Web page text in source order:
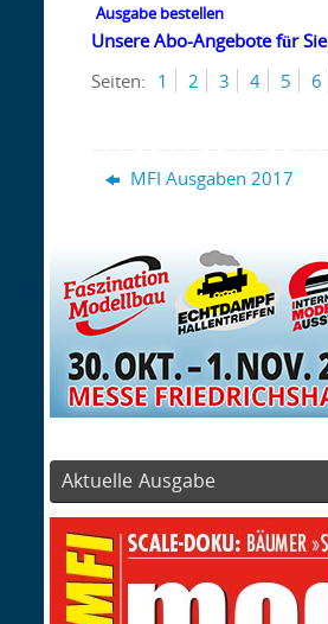
Ausgabe bestellen
Unsere Abo-Angebote für Sie
Seiten: 1 2 3 4 5 6
MFI Ausgaben 2017
Aktuelle Ausgabe